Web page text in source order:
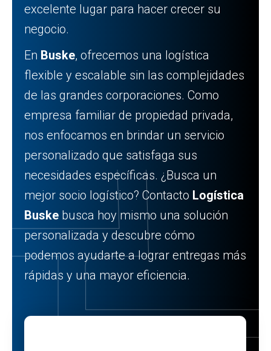
excelente lugar para hacer crecer su
negocio.
En Buske, ofrecemos una logística
flexible y escalable sin las complejidades
de las grandes corporaciones. Como
empresa familiar de propiedad privada,
nos enfocamos en brindar un servicio
personalizado que satisfaga sus
necesidades específicas. ¿Busca un
mejor socio logístico? Contacto Logística
Buske busca hoy mismo una solución
personalizada y descubre cómo
podemos ayudarte a lograr entregas más
rápidas y una mayor eficiencia.